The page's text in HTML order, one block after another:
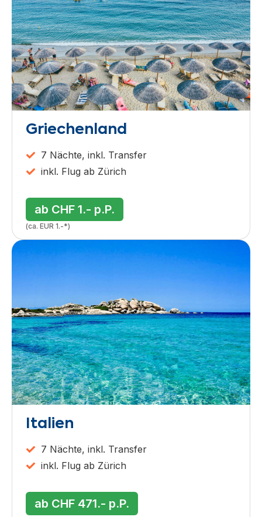
Griechenland
7 Nächte, inkl. Transfer
inkl. Flug ab Zürich
ab CHF 1.- p.P.
(ca. EUR 1.-*)
Italien
7 Nächte, inkl. Transfer
inkl. Flug ab Zürich
ab CHF 471.- p.P.